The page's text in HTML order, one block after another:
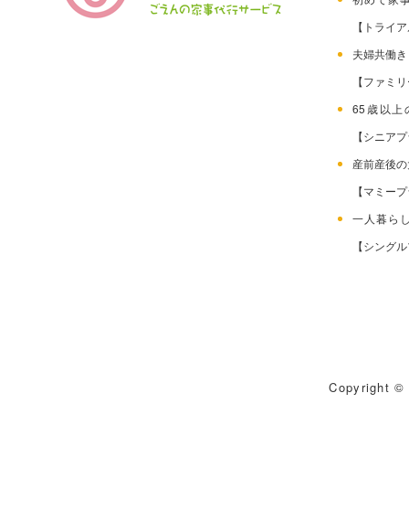
【トライ
夫婦共働
【ファミ
65歳以
【シニア
産前産
【マミー
一人暮
【シング
Copyright